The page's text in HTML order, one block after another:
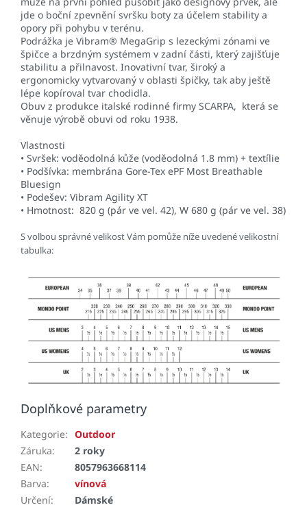
jde o boční zpevnění svršku boty za účelem stability a
opory při pohybu v terénu.
Podrážka je Vibram® MegaGrip s lezeckými zónami ve
špičce a brzdným systémem v zadní části, který zajišťuje
stabilitu a přilnavost. Inovativní tvar, široký a
ergonomicky vytvarovaný v oblasti špičky, tak aby ještě
lépe kopíroval tvar chodidla.
Obuv z produkce italské rodinné firmy SCARPA, která se
věnuje výrobě obuvi od roku 1938.
Vlastnosti
• Svršek: voděodolná kůže (voděodolná 1.8 mm) + textílie
• Podšívka: membrána Gore-Tex ePF Most Breathable
Bluesign
• Podešev: Vibram Agility XT
• Hmotnost: 820 g (pár ve vel. 42), W 680 g (pár ve vel. 38)
S volbou správné velikost Vám pomůže níže uvedené velikostní
tabulka:
Doplňkové parametry
Kategorie: Outdoor
Záruka:
2 roky
EAN:
8057963668114
Barva:
vínová
Určení: Dámské